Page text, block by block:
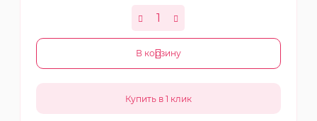
В корзину